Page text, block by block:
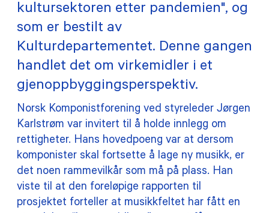
TILSKUDD
MEDLEMSKAP
PRAKTISK INFORMASJON
kultursektoren etter pandemien", og
som er bestilt av
Kulturdepartementet. Denne gangen
handlet det om virkemidler i et
gjenoppbyggingsperspektiv.
Norsk Komponistforening ved styreleder Jørgen
Karlstrøm var invitert til å holde innlegg om
rettigheter. Hans hovedpoeng var at dersom
komponister skal fortsette å lage ny musikk, er
det noen rammevilkår som må på plass. Han
viste til at den foreløpige rapporten til
prosjektet forteller at musikkfeltet har fått en